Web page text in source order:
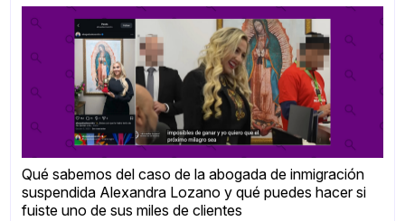
Qué sabemos del caso de la abogada de inmigración
suspendida Alexandra Lozano y qué puedes hacer si
fuiste uno de sus miles de clientes